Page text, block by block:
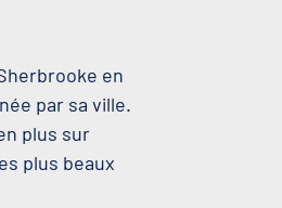
en
par sa ville.
plus sur
plus beaux